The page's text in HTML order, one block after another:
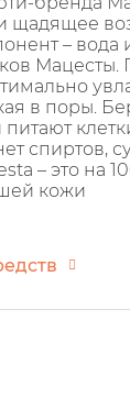
щадящее
– вода
в поры.
спиртов,
– это на
кожи